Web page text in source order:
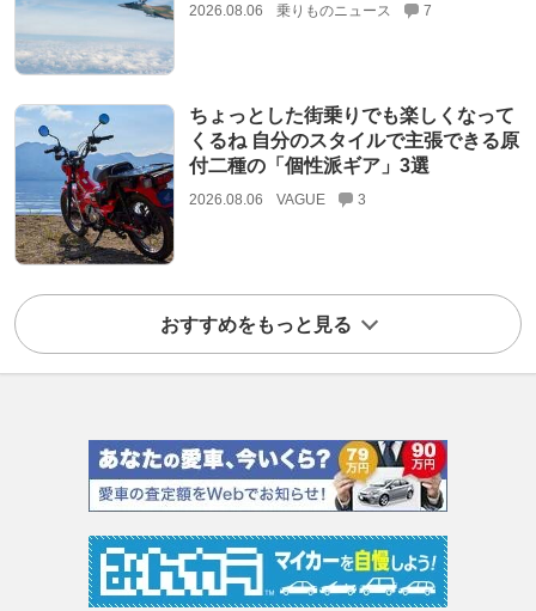
2026.08.06 乗りものニュース 7
ちょっとした街乗りでも楽しくなって
くるね 自分のスタイルで主張できる原
付二種の「個性派ギア」3選
2026.08.06 VAGUE 3
おすすめをもっと見る